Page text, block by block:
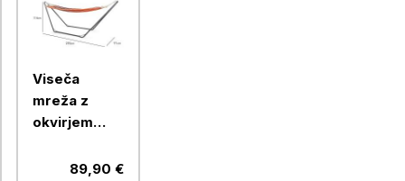
Viseča
mreža z
okvirjem
VONDV-89,90 €